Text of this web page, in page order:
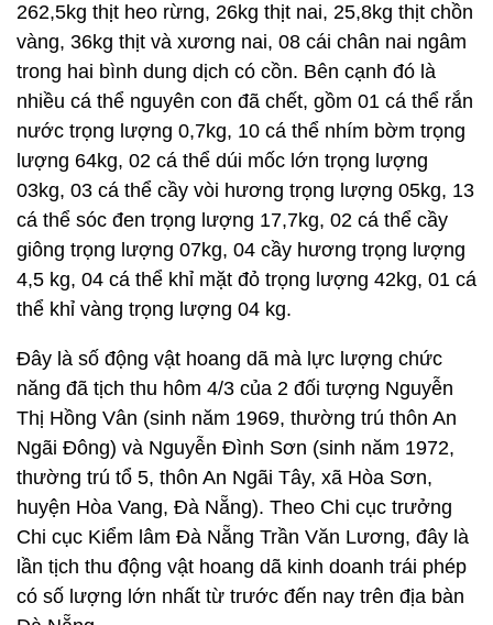
262,5kg thịt heo rừng, 26kg thịt nai, 25,8kg thịt chồn
vàng, 36kg thịt và xương nai, 08 cái chân nai ngâm
trong hai bình dung dịch có cồn. Bên cạnh đó là
nhiều cá thể nguyên con đã chết, gồm 01 cá thể rắn
nước trọng lượng 0,7kg, 10 cá thể nhím bờm trọng
lượng 64kg, 02 cá thể dúi mốc lớn trọng lượng
03kg, 03 cá thể cầy vòi hương trọng lượng 05kg, 13
cá thể sóc đen trọng lượng 17,7kg, 02 cá thể cầy
giông trọng lượng 07kg, 04 cầy hương trọng lượng
4,5 kg, 04 cá thể khỉ mặt đỏ trọng lượng 42kg, 01 cá
thể khỉ vàng trọng lượng 04 kg.
Đây là số động vật hoang dã mà lực lượng chức
năng đã tịch thu hôm 4/3 của 2 đối tượng Nguyễn
Thị Hồng Vân (sinh năm 1969, thường trú thôn An
Ngãi Đông) và Nguyễn Đình Sơn (sinh năm 1972,
thường trú tổ 5, thôn An Ngãi Tây, xã Hòa Sơn,
huyện Hòa Vang, Đà Nẵng). Theo Chi cục trưởng
Chi cục Kiểm lâm Đà Nẵng Trần Văn Lương, đây là
lần tịch thu động vật hoang dã kinh doanh trái phép
có số lượng lớn nhất từ trước đến nay trên địa bàn